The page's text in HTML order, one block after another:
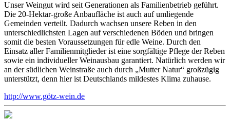
Unser Weingut wird seit Generationen als Familienbetrieb geführt.
Die 20-Hektar-große Anbaufläche ist auch auf umliegende
Gemeinden verteilt. Dadurch wachsen unsere Reben in den
unterschiedlichsten Lagen auf verschiedenen Böden und bringen
somit die besten Voraussetzungen für edle Weine. Durch den
Einsatz aller Familienmitglieder ist eine sorgfältige Pflege der Reben
sowie ein individueller Weinausbau garantiert. Natürlich werden wir
an der südlichen Weinstraße auch durch „Mutter Natur“ großzügig
unterstützt, denn hier ist Deutschlands mildestes Klima zuhause.
http://www.götz-wein.de